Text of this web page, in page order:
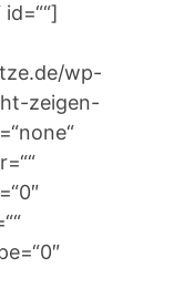
wp-
zeigen-